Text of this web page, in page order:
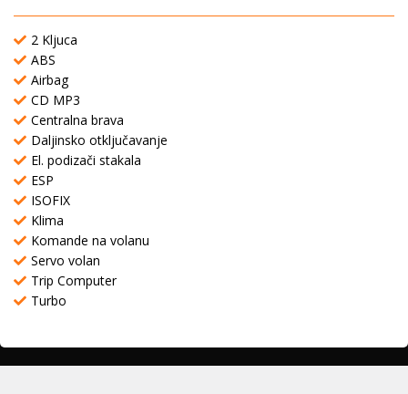
2 Kljuca
ABS
Airbag
CD MP3
Centralna brava
Daljinsko otključavanje
El. podizači stakala
ESP
ISOFIX
Klima
Komande na volanu
Servo volan
Trip Computer
Turbo